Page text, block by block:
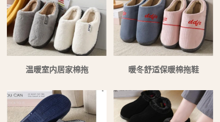
温暖室内居家棉拖 暖冬舒适保暖棉拖鞋